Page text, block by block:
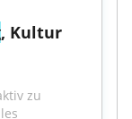
, Kultur
zu